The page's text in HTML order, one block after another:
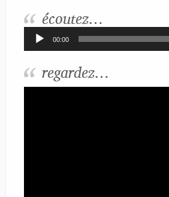
écoutez…
Lecteur
audio
00:00
regardez…